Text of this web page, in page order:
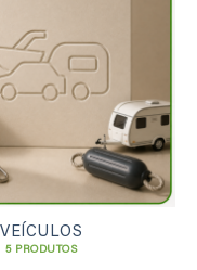
VEÍCULOS
5 PRODUTOS